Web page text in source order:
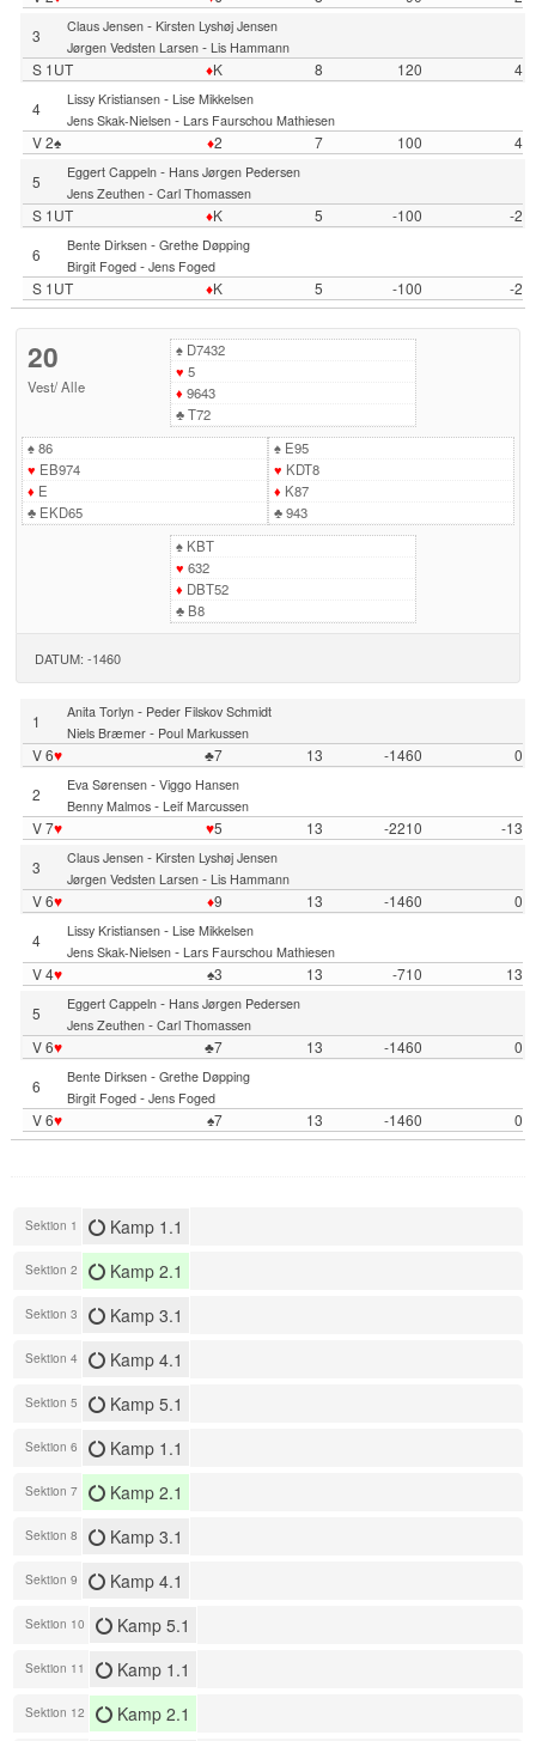
3
Claus Jensen- Kirsten Lyshøj Jensen
Jørgen Vedsten Larsen- Lis Hammann
S 1UT ♦K 8 120
4
4
Lissy Kristiansen- Lise Mikkelsen
Jens Skak-Nielsen- Lars Faurschou Mathiesen
V 2♠ ♦2 7 100
4
5
Eggert Cappeln- Hans Jørgen Pedersen
Jens Zeuthen- Carl Thomassen
S 1UT ♦K 5 -100
-2
6
Bente Dirksen- Grethe Døpping
Birgit Foged- Jens Foged
S 1UT ♦K 5 -100 -2
20
Vest/Alle
♠D7432
♥ 5
♦ 9643
♣T72
♠86
♥ EB974
♦ E
♣EKD65
♠E95
♥ KDT8
♦ K87
♣943
♠KBT
♥ 632
♦ DBT52
♣B8
DATUM: -1460
1 Anita Torlyn- Peder Filskov Schmidt
Niels Bræmer- Poul Markussen
V 6♥ ♣7 13 -1460
0
2
Eva Sørensen- Viggo Hansen
Benny Malmos- Leif Marcussen
V 7♥ ♥5 13 -2210
-13
3
Claus Jensen- Kirsten Lyshøj Jensen
Jørgen Vedsten Larsen- Lis Hammann
V 6♥ ♦9 13 -1460
0
4
Lissy Kristiansen- Lise Mikkelsen
Jens Skak-Nielsen- Lars Faurschou Mathiesen
V 4♥ ♠3 13 -710
13
5
Eggert Cappeln- Hans Jørgen Pedersen
Jens Zeuthen- Carl Thomassen
V 6♥ ♣7 13 -1460
0
6
Bente Dirksen- Grethe Døpping
Birgit Foged- Jens Foged
V 6♥ ♠7 13 -1460 0
Sektion 1 Kamp 1.1
Sektion 2 Kamp 2.1
Sektion 3 Kamp 3.1
Sektion 4 Kamp 4.1
Sektion 5 Kamp 5.1
Sektion 6 Kamp 1.1
Sektion 7 Kamp 2.1
Sektion 8 Kamp 3.1
Sektion 9 Kamp 4.1
Sektion 10 Kamp 5.1
Sektion 11 Kamp 1.1
Sektion 12 Kamp 2.1